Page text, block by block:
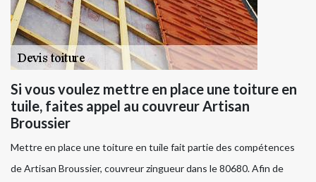
Si vous voulez mettre en place une toiture en
tuile, faites appel au couvreur Artisan
Broussier
Mettre en place une toiture en tuile fait partie des compétences
de Artisan Broussier, couvreur zingueur dans le 80680. Afin de